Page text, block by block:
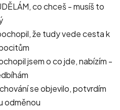
co chceš - musíš to
že tudy vede cesta k
jsem o co jde, nabízím -
se objevilo, potvrdím
odměnou